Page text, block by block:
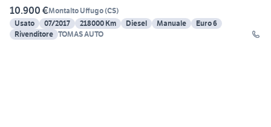
10.900 €Montalto Uffugo(CS)
Usato
07/2017 218000 Km Diesel Manuale
Euro 6
Rivenditore TOMAS AUTO